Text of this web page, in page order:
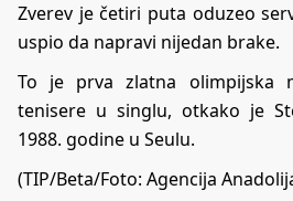
Zverev je četiri puta oduzeo
uspio da napravi nijedan brake.
To je prva zlatna olimpijska
tenisere u singlu, otkako je
1988. godine u Seulu.
(TIP/Beta/Foto: Agencija